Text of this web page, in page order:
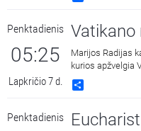
Penktadienis
05:25
Lapkričio 7 d.
Vatikano
Marijos Radijas
kurios apžvelgia
Penktadienis